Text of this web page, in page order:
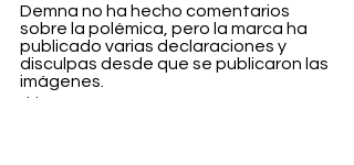
Demna no ha hecho comentarios
sobre la polémica, pero la marca ha
publicado varias declaraciones y
disculpas desde que se publicaron las
imágenes.
Fashion